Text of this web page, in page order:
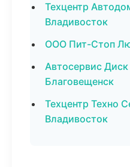
Техцентр
Владивосток
ООО Пит-Стоп
Автосервис
Благовещенск
Техцентр Техно
Владивосток